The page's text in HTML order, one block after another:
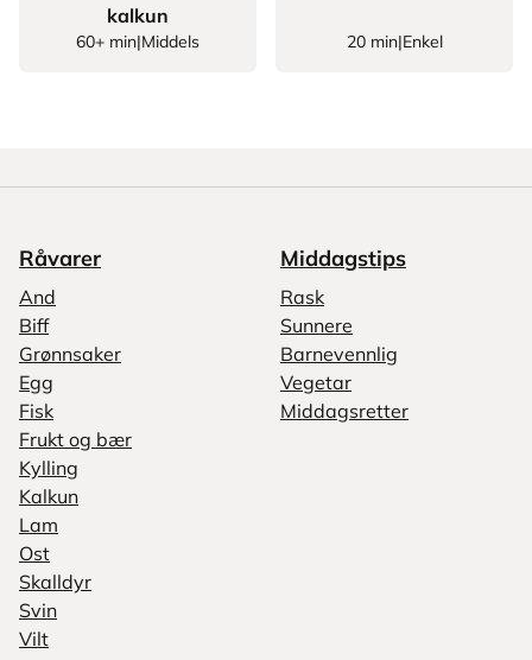
kalkun
60+ min|Middels 20 min|Enkel
Råvarer
And
Biff
Grønnsaker
Egg
Fisk
Frukt og bær
Kylling
Kalkun
Lam
Ost
Skalldyr
Svin
Vilt
Middagstips
Rask
Sunnere
Barnevennlig
Vegetar
Middagsretter